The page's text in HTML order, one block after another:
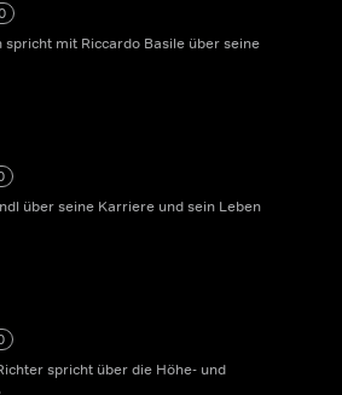
mit Riccardo Basile über seine
über seine Karriere und sein Leben
spricht über die Höhe- und